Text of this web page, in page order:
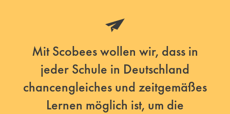
Mit Scobees wollen wir, dass in
jeder Schule in Deutschland
chancengleiches und zeitgemäßes
Lernen möglich ist, um die